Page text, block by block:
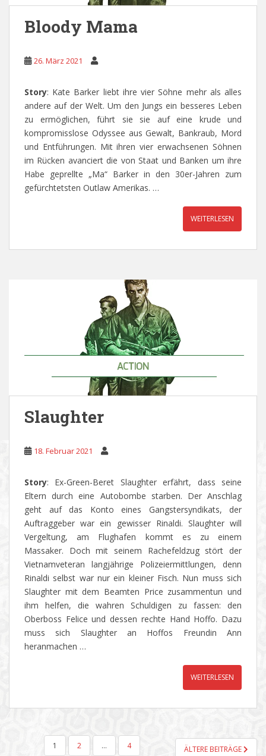
Bloody Mama
26. März 2021
Story: Kate Barker liebt ihre vier Söhne mehr als alles
andere auf der Welt. Um den Jungs ein besseres Leben
zu ermöglichen, führt sie sie auf eine krude und
kompromisslose Odyssee aus Gewalt, Bankraub, Mord
und Entführungen. Mit ihren vier erwachsenen Söhnen
im Rücken avanciert die von Staat und Banken um ihre
Habe geprellte „Ma“ Barker in den 30er-Jahren zum
gefürchtetsten Outlaw Amerikas. …
WEITERLESEN
Slaughter
18. Februar 2021
Story: Ex-Green-Beret Slaughter erfährt, dass seine
Eltern durch eine Autobombe starben. Der Anschlag
geht auf das Konto eines Gangstersyndikats, der
Auftraggeber war ein gewisser Rinaldi. Slaughter will
Vergeltung, am Flughafen kommt es zu einem
Massaker. Doch mit seinem Rachefeldzug stört der
Vietnamveteran langjährige Polizeiermittlungen, denn
Rinaldi selbst war nur ein kleiner Fisch. Nun muss sich
Slaughter mit dem Beamten Price zusammentun und
ihm helfen, die wahren Schuldigen zu fassen: den
Oberboss Felice und dessen rechte Hand Hoffo. Dazu
muss sich Slaughter an Hoffos Freundin Ann
heranmachen …
WEITERLESEN
SEITENNUMMERIERUNG
1 2 … 4 ÄLTERE BEITRÄGE